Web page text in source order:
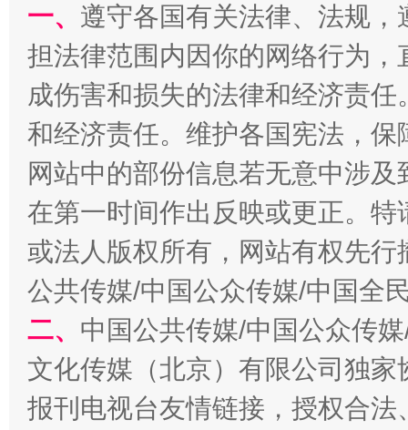
习近平的博鳌关键词
魏明
“刷贴”乱象丛生
一、 遵守各国有关法律、法规
担法律范围内因你的网络行为
成伤害和损失的法律和经济责
和经济责任。维护各国宪法，
网站中的部份信息若无意中涉
在第一时间作出反映或更正。
或法人版权所有，网站有权先
公共传媒/中国公众传媒/中国全
二、 中国公共传媒/中国公众传
文化传媒（北京）有限公司独
报刊电视台友情链接，授权合